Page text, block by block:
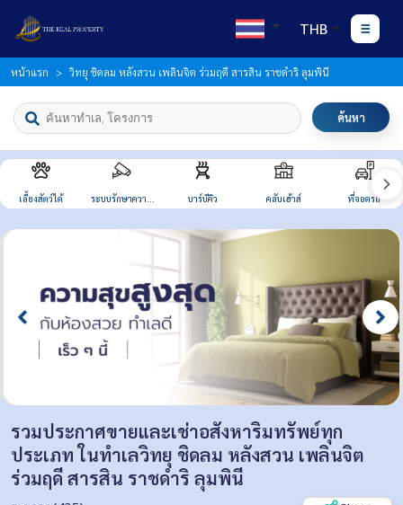
THB
หน้าแรก วิทยุ ชิดลม หลังสวน เพลินจิต ร่วมฤดี สารสิน ราชดำริ ลุมพินี
ค้นหา
เลี้ยงสัตว์ได้ ระบบรักษาความ บาร์บีคิว คลับเฮ้าส์ ที่จอดรถ
รวมประกาศขายและเช่าอสังหาริมทรัพย์ทุก
ประเภท ในทำเลวิทยุ ชิดลม หลังสวน เพลินจิต
ร่วมฤดี สารสิน ราชดำริ ลุมพินี